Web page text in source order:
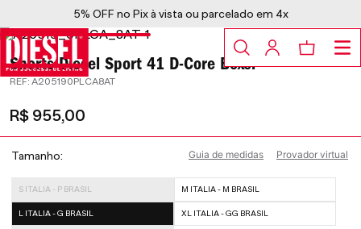
5% OFF no Pix à vista ou parcelado em 4x
Shorts Diesel Sport 41 D-Core Boxer
: A205190PLCA8AT
R$ 955,00
Provador virtual
Guia de medidas
Tamanho
S ITALIA - P BRASIL M ITALIA - M BRASIL
L ITALIA - G BRASIL XL ITALIA - GG BRASIL